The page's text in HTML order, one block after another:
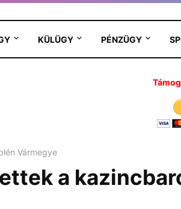
KÜLÜGY PÉNZÜGY
Vármegye
a